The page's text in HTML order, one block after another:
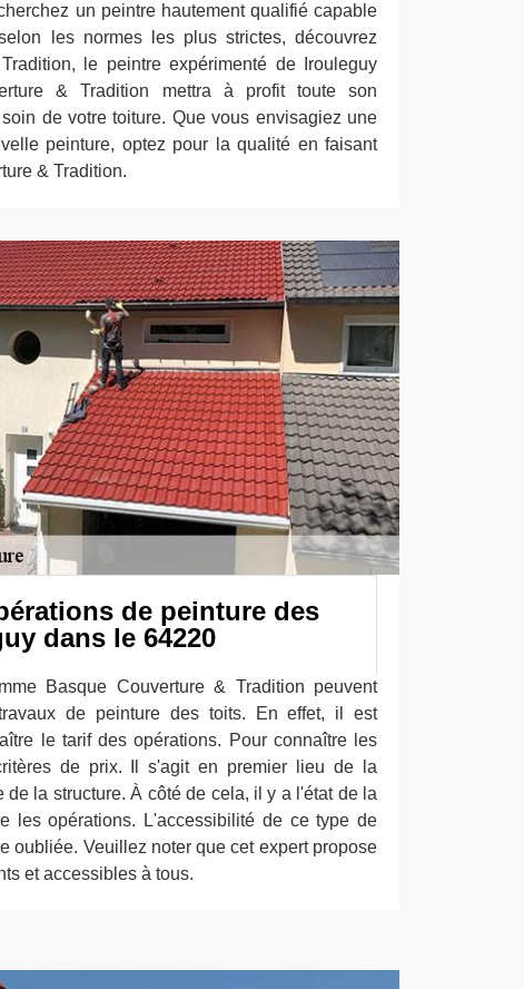
un peintre hautement qualifié capable
les normes les plus strictes, découvrez
le peintre expérimenté de Irouleguy
& Tradition mettra à profit toute son
de votre toiture. Que vous envisagiez une
peinture, optez pour la qualité en faisant
& Tradition.
de peinture des
dans le 64220
Basque Couverture & Tradition peuvent
de peinture des toits. En effet, il est
le tarif des opérations. Pour connaître les
de prix. Il s'agit en premier lieu de la
la structure. À côté de cela, il y a l'état de la
les opérations. L'accessibilité de ce type de
oubliée. Veuillez noter que cet expert propose
et accessibles à tous.